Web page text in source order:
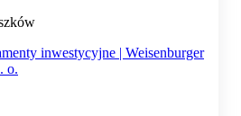
inwestycyjne | Weisenburger
o.